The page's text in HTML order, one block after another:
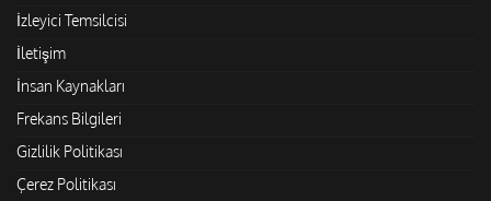
İzleyici Temsilcisi
İletişim
İnsan Kaynakları
Frekans Bilgileri
Gizlilik Politikası
Çerez Politikası